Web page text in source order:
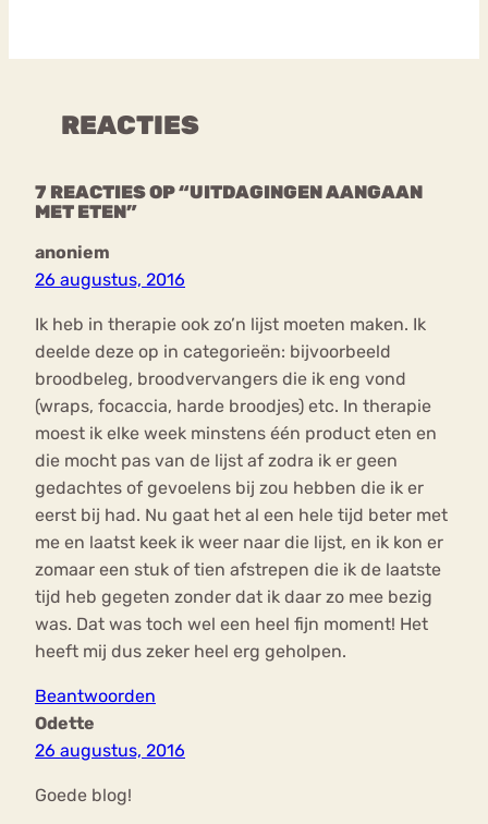
REACTIES
7 REACTIES OP “UITDAGINGEN AANGAAN
MET ETEN”
anoniem
26 augustus, 2016
Ik heb in therapie ook zo’n lijst moeten maken. Ik
deelde deze op in categorieën: bijvoorbeeld
broodbeleg, broodvervangers die ik eng vond
(wraps, focaccia, harde broodjes) etc. In therapie
moest ik elke week minstens één product eten en
die mocht pas van de lijst af zodra ik er geen
gedachtes of gevoelens bij zou hebben die ik er
eerst bij had. Nu gaat het al een hele tijd beter met
me en laatst keek ik weer naar die lijst, en ik kon er
zomaar een stuk of tien afstrepen die ik de laatste
tijd heb gegeten zonder dat ik daar zo mee bezig
was. Dat was toch wel een heel fijn moment! Het
heeft mij dus zeker heel erg geholpen.
Beantwoorden
Odette
26 augustus, 2016
Goede blog!